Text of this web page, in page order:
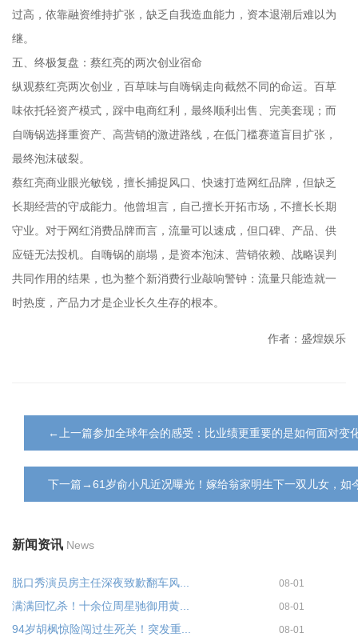
过高，依靠融资维持扩张，缺乏自我造血能力，资本退潮后难以为
继。
五、终极复盘：蔡红亮的两次创业宿命
纵观蔡红亮两次创业，百草味与自嗨锅走向截然不同的命运。百草
味依托轻资产模式，踩中电商红利，最终顺利出售、完美套现；而
自嗨锅选择重资产、高营销的激进路线，在低门槛赛道盲目扩张，
最终泡沫破裂。
蔡红亮商业眼光敏锐，擅长捕捉风口、快速打造网红品牌，但缺乏
长期经营的守成能力。他曾坦言，自己擅长开拓市场，不擅长长期
守业。对于网红消费品牌而言，流量可以速成，但口碑、产品、供
应链无法投机。自嗨锅的崩塌，是资本泡沫、营销依赖、战略误判
共同作用的结果，也为整个新消费行业敲响警钟：流量只能造就一
时热度，产品力才是企业长久生存的根本。
作者：盛煌娱乐
←上一篇参加全球年会的感受：比业绩更重要的是如何面对变
下一篇→61岁俞小凡近况曝光！嫁给翁家明生下一双儿女，如
新闻资讯 News
脱口秀演员房主任深夜致歉翻车风... 08-01
满满回忆杀！十余位周星驰御用黄... 08-01
94岁胡枫惊险闯过生死关！突发重... 08-01